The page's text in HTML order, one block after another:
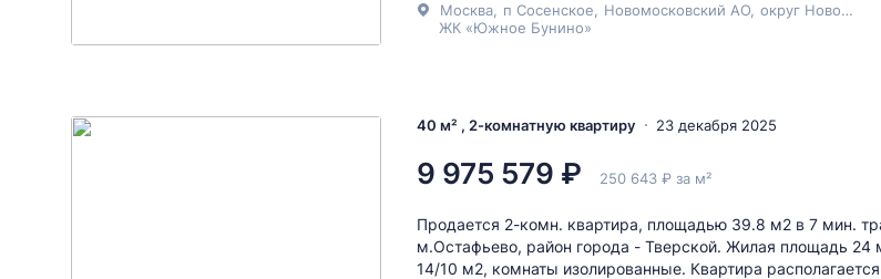
Москва п Сосенское Новомосковский АО округ Новомосковский
ЖК «Южное Бунино»
40 м² , 2-комнатную квартиру 23 декабря 2025
9 975 579 ₽ 250 643 ₽ за м²
Продается 2-комн. квартира, площадью 39.8 м2 в 7 мин.
м.Остафьево, район города - Тверской. Жилая площадь 24
14/10 м2, комнаты изолированные. Квартира